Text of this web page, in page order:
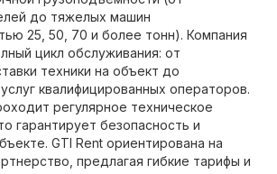
до тяжелых машин
25, 50, 70 и более тонн). Компания
цикл обслуживания: от
техники на объект до
квалифицированных операторов.
регулярное техническое
гарантирует безопасность и
GTI Rent ориентирована на
предлагая гибкие тарифы и